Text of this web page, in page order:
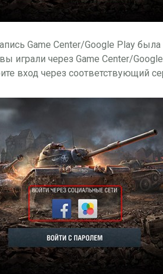
Game Center/Google Play
играли через Game Center/
вход через соответствующий